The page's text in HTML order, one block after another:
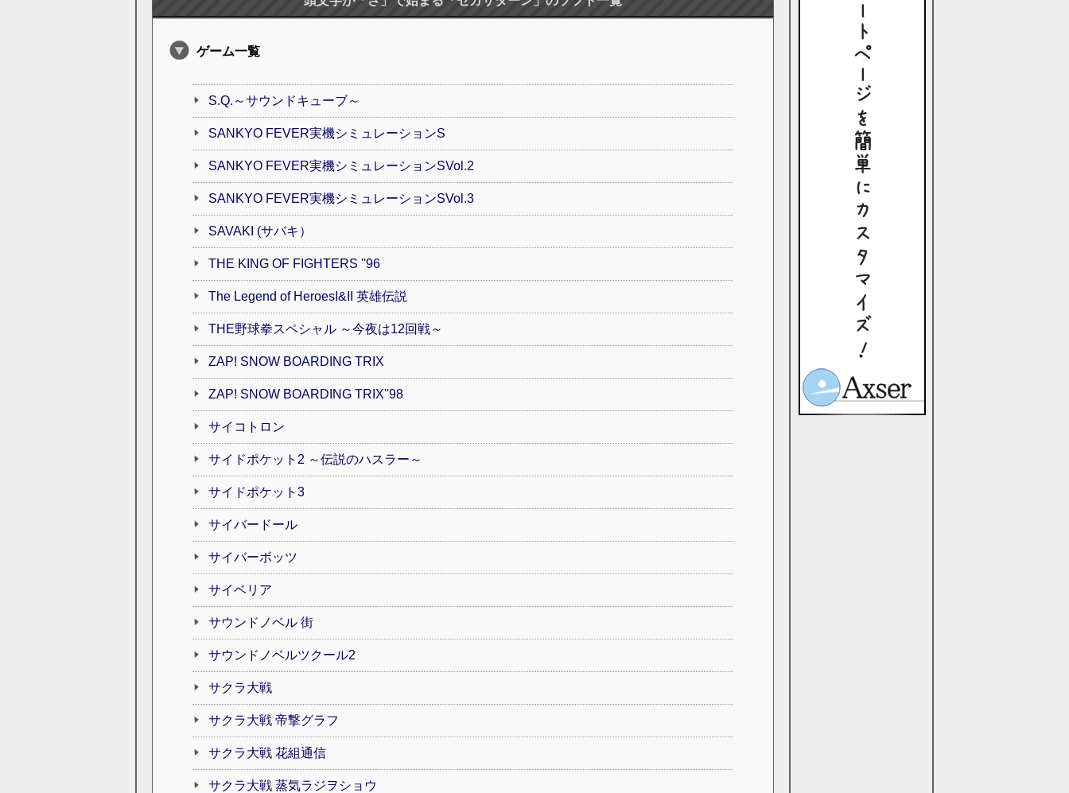
ゲーム一覧
S.Q.～サウンドキューブ～
SANKYO FEVER実機シミュレーションS
SANKYO FEVER実機シミュレーションSVol.2
SANKYO FEVER実機シミュレーションSVol.3
SAVAKI (サバキ）
THE KING OF FIGHTERS ''96
The Legend of HeroesI&II 英雄伝説
THE野球拳スペシャル ～今夜は12回戦～
ZAP! SNOW BOARDING TRIX
ZAP! SNOW BOARDING TRIX''98
サイコトロン
サイドポケット2 ～伝説のハスラー～
サイドポケット3
サイバードール
サイバーボッツ
サイベリア
サウンドノベル 街
サウンドノベルツクール2
サクラ大戦
サクラ大戦 帝撃グラフ
サクラ大戦 花組通信
サクラ大戦 蒸気ラジヲショウ